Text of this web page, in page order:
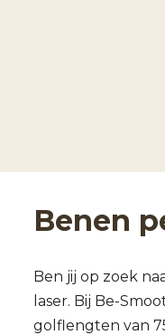
Benen
Ben jij op zoek
laser. Bij Be-
golflengten van